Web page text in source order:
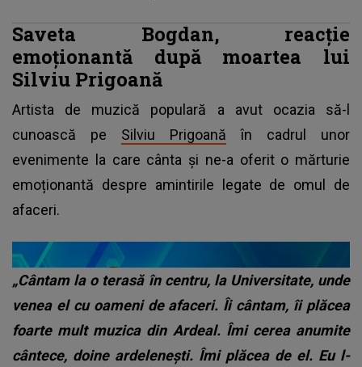
Saveta Bogdan, reacție
emoționantă după moartea lui
Silviu Prigoană
Artista de muzică populară a avut ocazia să-l
cunoască pe Silviu Prigoană în cadrul unor
evenimente la care cânta și ne-a oferit o mărturie
emoționantă despre amintirile legate de omul de
afaceri.
„Cântam la o terasă în centru, la Universitate, unde
venea el cu oameni de afaceri. Îi cântam, îi plăcea
foarte mult muzica din Ardeal. Îmi cerea anumite
cântece, doine ardelenești. Îmi plăcea de el. Eu l-